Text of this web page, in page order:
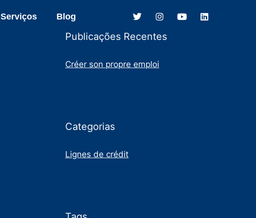
Serviços Blog
Publicações Recentes
Créer son propre emploi
Categorias
Lignes de crédit